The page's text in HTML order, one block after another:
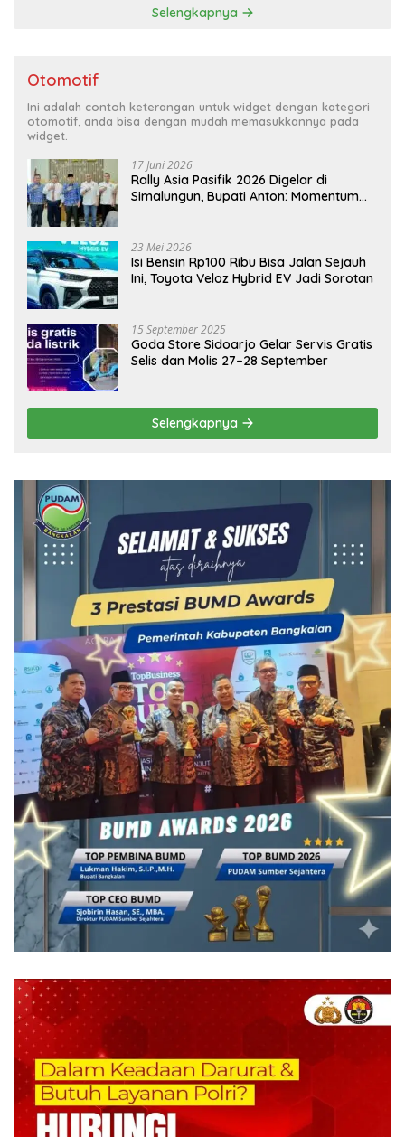
Selengkapnya
Otomotif
Ini adalah contoh keterangan untuk widget dengan kategori
otomotif, anda bisa dengan mudah memasukkannya pada
widget.
17 Juni 2026
Rally Asia Pasifik 2026 Digelar di
Simalungun, Bupati Anton: Momentum
23 Mei 2026
Isi Bensin Rp100 Ribu Bisa Jalan Sejauh
Ini, Toyota Veloz Hybrid EV Jadi Sorotan
15 September 2025
Goda Store Sidoarjo Gelar Servis Gratis
Selis dan Molis 27–28 September
Selengkapnya